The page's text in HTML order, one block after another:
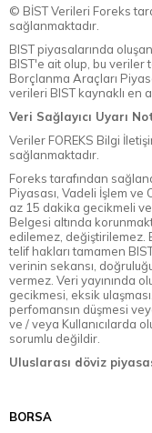
© BİST Verileri Foreks
sağlanmaktadır.
BIST piyasalarında
BIST'e ait olup, bu veriler
Borçlanma Araçları
verileri BIST kaynaklı en
Veri Sağlayıcı Uyarı
Veriler FOREKS Bilgi
sağlanmaktadır.
Foreks tarafından
Piyasası, Vadeli İşlem ve
az 15 dakika gecikmeli
Belgesi altında
edilemez, değiştirilemez.
telif hakları tamamen
verinin sekansı,
vermez. Veri yayınında
gecikmesi, eksik
perfomansın düşmesi
ve / veya Kullanıcılarda
sorumlu değildir.
Uluslarası döviz
BORSA